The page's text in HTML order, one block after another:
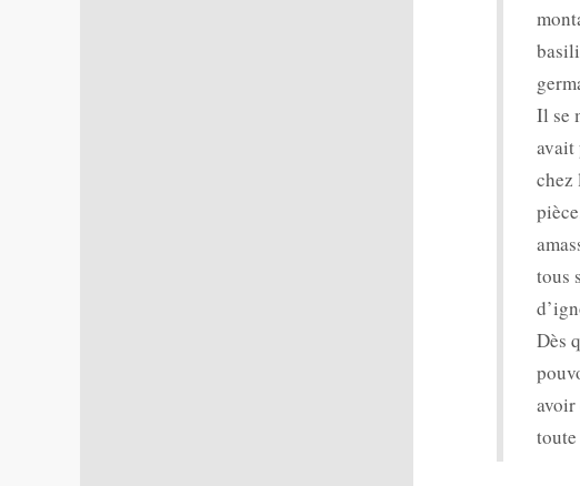
Il se
avait
chez
tous
Dès
avoir